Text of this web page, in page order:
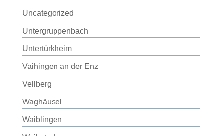
Uncategorized
Untergruppenbach
Untertürkheim
Vaihingen an der Enz
Vellberg
Waghäusel
Waiblingen